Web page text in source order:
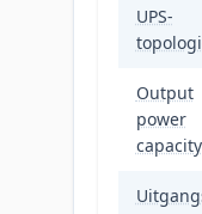
UPS-
Output
power
capacity